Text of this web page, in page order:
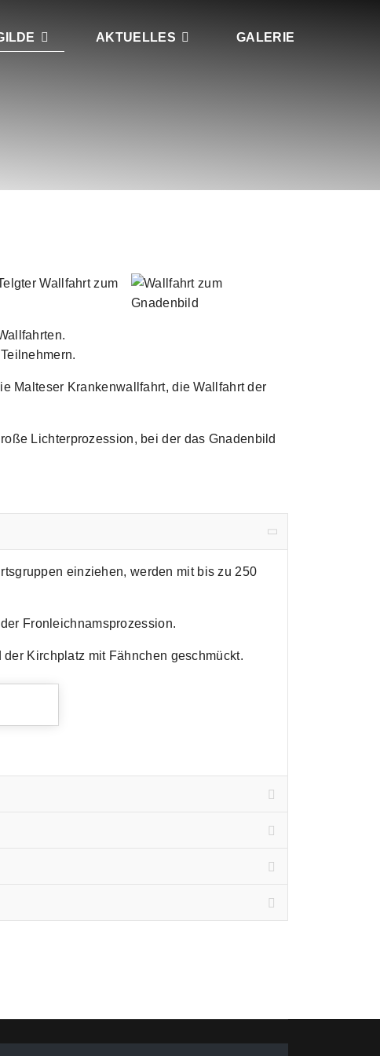
AKTUELLES GALERIE
Wallfahrt zum
Malteser Krankenwallfahrt, die Wallfahrt der
Lichterprozession, bei der das Gnadenbild
einziehen, werden mit bis zu 250
Fronleichnamsprozession.
Kirchplatz mit Fähnchen geschmückt.